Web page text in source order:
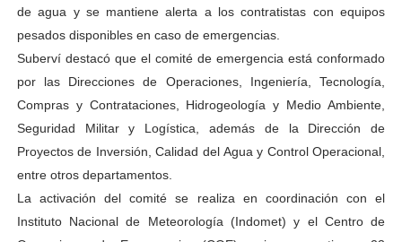
de agua y se mantiene alerta a los contratistas con equipos
pesados disponibles en caso de emergencias.
Suberví destacó que el comité de emergencia está conformado
por las Direcciones de Operaciones, Ingeniería, Tecnología,
Compras y Contrataciones, Hidrogeología y Medio Ambiente,
Seguridad Militar y Logística, además de la Dirección de
Proyectos de Inversión, Calidad del Agua y Control Operacional,
entre otros departamentos.
La activación del comité se realiza en coordinación con el
Instituto Nacional de Meteorología (Indomet) y el Centro de